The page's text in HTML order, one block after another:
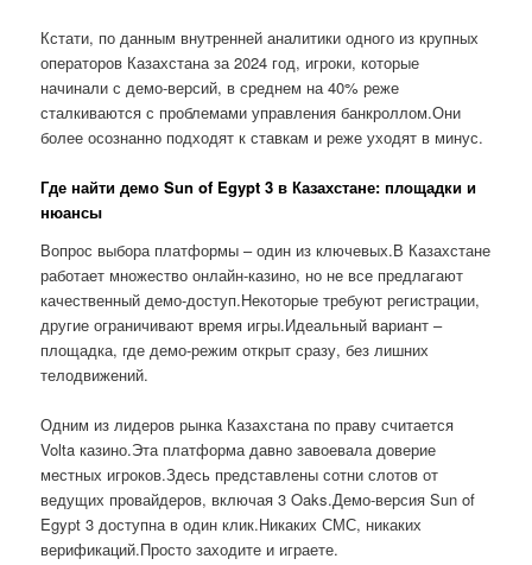
Кстати, по данным внутренней аналитики одного из крупных
операторов Казахстана за 2024 год, игроки, которые
начинали с демо-версий, в среднем на 40% реже
сталкиваются с проблемами управления банкроллом.Они
более осознанно подходят к ставкам и реже уходят в минус.
Где найти демо Sun of Egypt 3 в Казахстане: площадки и
нюансы
Вопрос выбора платформы – один из ключевых.В Казахстане
работает множество онлайн-казино, но не все предлагают
качественный демо-доступ.Некоторые требуют регистрации,
другие ограничивают время игры.Идеальный вариант –
площадка, где демо-режим открыт сразу, без лишних
телодвижений.
Одним из лидеров рынка Казахстана по праву считается
Volta казино.Эта платформа давно завоевала доверие
местных игроков.Здесь представлены сотни слотов от
ведущих провайдеров, включая 3 Oaks.Демо-версия Sun of
Egypt 3 доступна в один клик.Никаких СМС, никаких
верификаций.Просто заходите и играете.